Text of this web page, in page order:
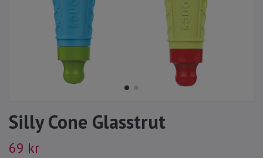
Silly Cone Glasstrut
69 kr